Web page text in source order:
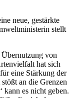
neue, gestärkte
stellt
von
hat sich
eine Stärkung der
an die Grenzen
kann es nicht geben.